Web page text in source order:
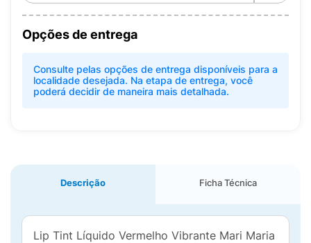
Opções de entrega
Consulte pelas opções de entrega disponíveis para a
localidade desejada. Na etapa de entrega, você
poderá decidir de maneira mais detalhada.
Descrição Ficha Técnica
Lip Tint Líquido Vermelho Vibrante Mari Maria